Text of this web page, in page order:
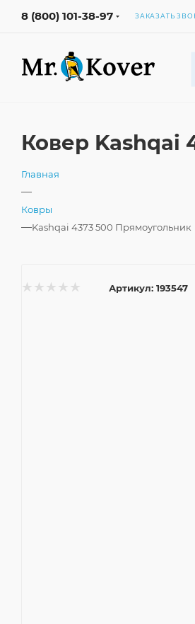
8 (800) 101-38-97 ЗАКАЗАТЬ
Ковер Kashqai
Главная
—
Ковры
—Kashqai 4373 500 Прямоугольник
Артикул: 193547